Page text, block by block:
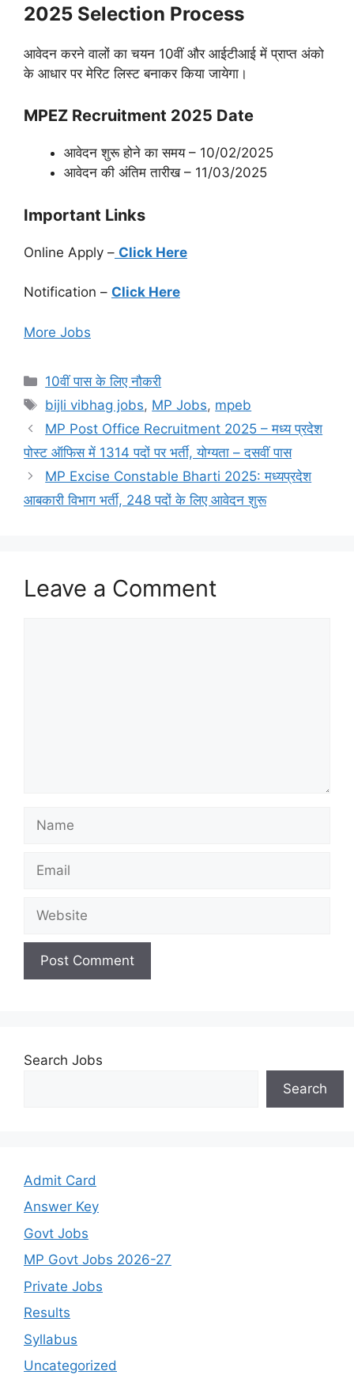
2025 Selection Process
आवेदन करने वालों का चयन 10वीं और आईटीआई में प्राप्त अंको
के आधार पर मेरिट लिस्ट बनाकर किया जायेगा।
MPEZ Recruitment 2025 Date
आवेदन शुरू होने का समय – 10/02/2025
आवेदन की अंतिम तारीख – 11/03/2025
Important Links
Online Apply – Click Here
Notification – Click Here
More Jobs
Categories
10वीं पास के लिए नौकरी
Tags
bijli vibhag jobs, MP Jobs, mpeb
MP Post Office Recruitment 2025 – मध्य प्रदेश
पोस्ट ऑफिस में 1314 पदों पर भर्ती, योग्‍यता – दसवीं पास
MP Excise Constable Bharti 2025: मध्यप्रदेश
आबकारी विभाग भर्ती, 248 पदों के लिए आवेदन शुरू
Leave a Comment
Search Jobs
Search
Admit Card
Answer Key
Govt Jobs
MP Govt Jobs 2026-27
Private Jobs
Results
Syllabus
Uncategorized